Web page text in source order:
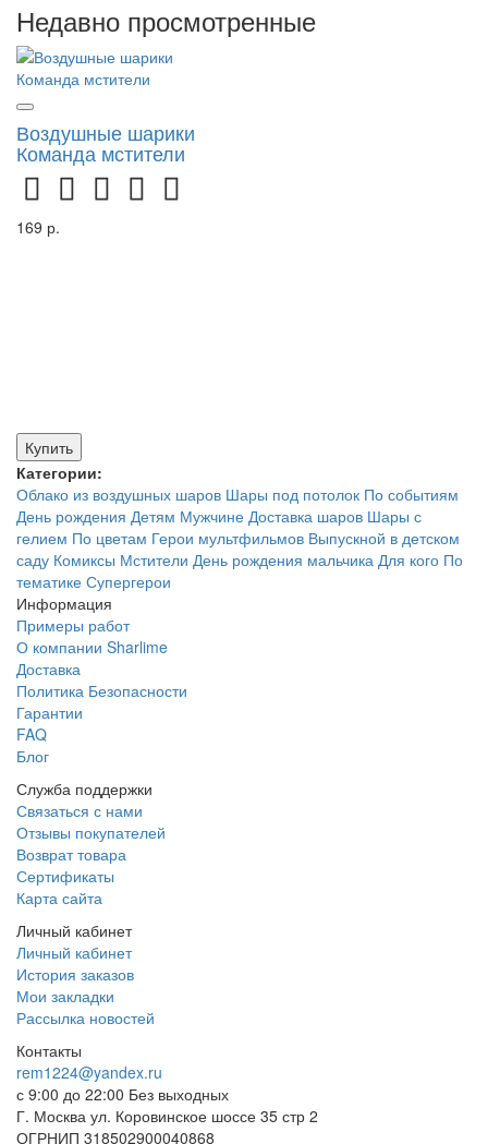
Недавно просмотренные
Воздушные шарики
Команда мстители
169 р.
Купить
Категории:
Облако из воздушных шаров Шары под потолок По событиям
День рождения Детям Мужчине Доставка шаров Шары с
гелием По цветам Герои мультфильмов Выпускной в детском
саду Комиксы Мстители День рождения мальчика Для кого По
тематике Супергерои
Информация
Примеры работ
О компании Sharlime
Доставка
Политика Безопасности
Гарантии
FAQ
Блог
Служба поддержки
Связаться с нами
Отзывы покупателей
Возврат товара
Сертификаты
Карта сайта
Личный кабинет
Личный кабинет
История заказов
Мои закладки
Рассылка новостей
Контакты
rem1224@yandex.ru
с 9:00 до 22:00 Без выходных
Г. Москва ул. Коровинское шоссе 35 стр 2
ОГРНИП 318502900040868